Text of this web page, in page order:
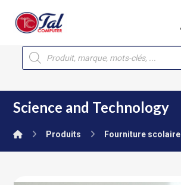
Science and Technology
Produits Fourniture scolaire